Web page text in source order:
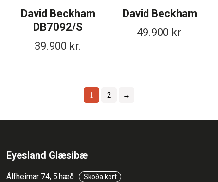
David Beckham
DB7092/S
39.900 kr.
David Beckham
49.900 kr.
1 2 →
Eyesland Glæsibæ
Álfheimar 74, 5.hæð Skoða kort